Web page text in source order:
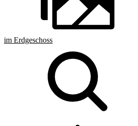
im Erdgeschoss